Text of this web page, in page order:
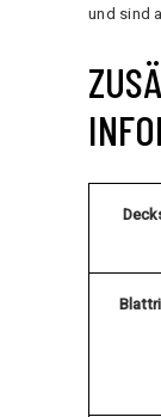
und sind